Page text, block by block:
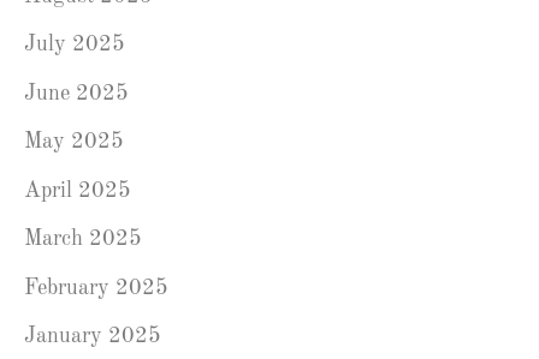
July 2025
June 2025
May 2025
April 2025
March 2025
February 2025
January 2025